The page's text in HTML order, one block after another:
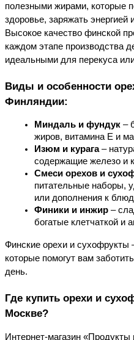
полезными жирами, которые
здоровье, заряжать
Высокое качество финской
каждом этапе производства
идеальными для перекуса
Виды и особенности
Финляндии:
Миндаль и фундук –
жиров, витамина Е и
Изюм и курага –
содержащие железо и
Смеси орехов и
питательные наборы,
или дополнения к
Финики и инжир –
богатые клетчаткой и
Финские орехи и сухофрукты
которые помогут вам
день.
Где купить орехи и
Москве?
Интернет-магазин